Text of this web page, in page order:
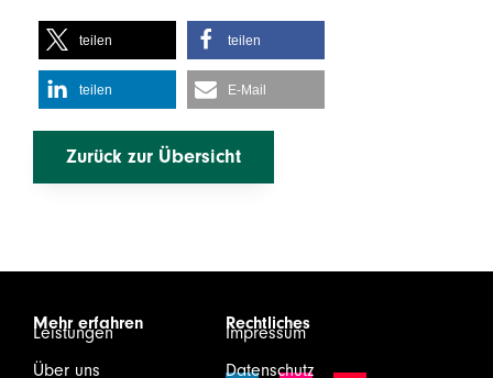
teilen teilen
teilen E-Mail
Zurück zur Übersicht
Mehr erfahren
Leistungen
Über uns
Rechtliches
Impressum
Datenschutz